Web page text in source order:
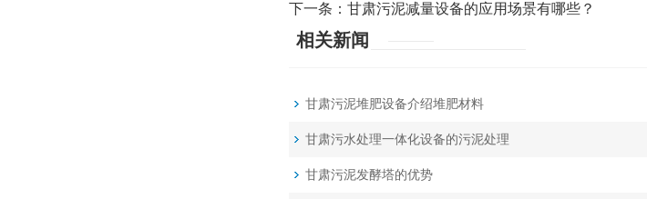
下一条： 甘肃污泥减量设备的应用场景有哪些？
相关新闻
甘肃污泥堆肥设备介绍堆肥材料
甘肃污水处理一体化设备的污泥处理
甘肃污泥发酵塔的优势